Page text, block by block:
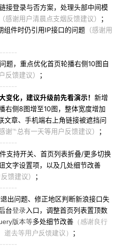
接登录与否方案，处理头部中间模
（感谢用户清晨点支烟反馈建议）
；
组件时仍引用IP接口的问题 （感谢用
题，重点优化首页轮播右侧10图自
反馈建议）
；
变化，建议升级前先看演示！ 新增
右侧8图增至10图，整体宽度增加
文章、手机端右上角链接被遮挡问
感谢℡总有一天等用户反馈建议）
；
支持开关、首页列表折叠/更多切换
文字设置项，以及几处细节改善
馈建议）
；
出问题、修正地区判断新浪接口失
台登录入口，调整首页列表置顶数
版本等多处细节改善 （感谢良行
去等用户反馈建议）
；